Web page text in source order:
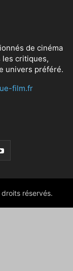
de cinéma
les critiques,
univers préféré.
film.fr
réservés.